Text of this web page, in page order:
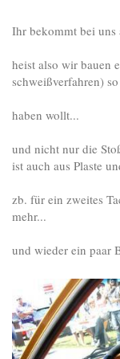
Ihr bekommt bei uns
heist also wir bauen
schweißverfahren)
haben wollt...
und nicht nur die
ist auch aus Plaste
zb. für ein zweites
mehr...
und wieder ein paar